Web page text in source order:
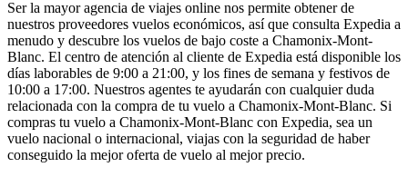
Ser la mayor agencia de viajes online nos permite obtener de
nuestros proveedores vuelos económicos, así que consulta Expedia a
menudo y descubre los vuelos de bajo coste a Chamonix-Mont-
Blanc. El centro de atención al cliente de Expedia está disponible los
días laborables de 9:00 a 21:00, y los fines de semana y festivos de
10:00 a 17:00. Nuestros agentes te ayudarán con cualquier duda
relacionada con la compra de tu vuelo a Chamonix-Mont-Blanc. Si
compras tu vuelo a Chamonix-Mont-Blanc con Expedia, sea un
vuelo nacional o internacional, viajas con la seguridad de haber
conseguido la mejor oferta de vuelo al mejor precio.